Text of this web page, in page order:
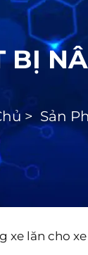
BỊ
> Sản
xe lăn cho